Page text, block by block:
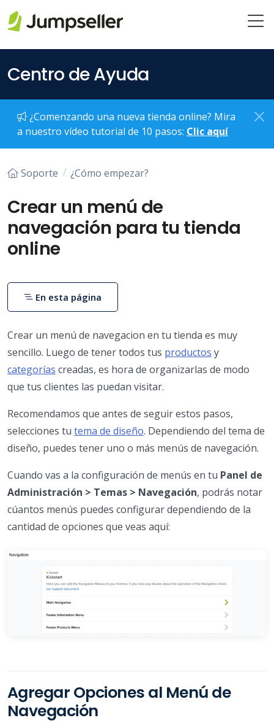
Centro de Ayuda
¿Comenzando una nueva tienda online? Mira
a nuestro vídeo tutorial de 10 pasos: Clic aquí
Soporte ¿Cómo empezar?
Crear un menú de
navegación para tu tienda
online
Crear un menú de navegacion en tu tienda es muy
sencillo. Luego de tener todos tus productos y
categorías creadas, es hora de organizarlas de modo
que tus clientes las puedan visitar.
Recomendamos que antes de seguir estos pasos,
selecciones tu tema de diseño. Dependiendo del tema de
diseño, puedes tener uno o más menús de navegación.
Cuando vas a la configuración de menús en tu Panel de
Administración > Temas > Navegación, podrás notar
cúantos menús puedes configurar dependiendo de la
cantidad de opciones que veas aquí:
Agregar Opciones al Menú de
Navegación
En esta página